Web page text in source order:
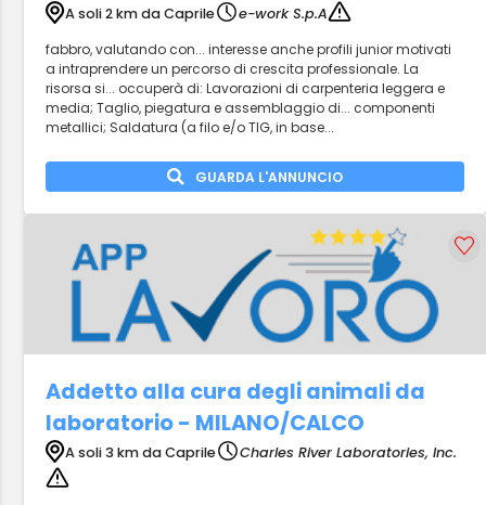
A soli 2 km da Caprile
e-work S.p.A
fabbro, valutando con... interesse anche profili junior motivati
a intraprendere un percorso di crescita professionale. La
risorsa si... occuperà di: Lavorazioni di carpenteria leggera e
media; Taglio, piegatura e assemblaggio di... componenti
metallici; Saldatura (a filo e/o TIG, in base...
GUARDA L'ANNUNCIO
Addetto alla cura degli animali da
laboratorio - MILANO/CALCO
A soli 3 km da Caprile Charles River Laboratories, Inc.